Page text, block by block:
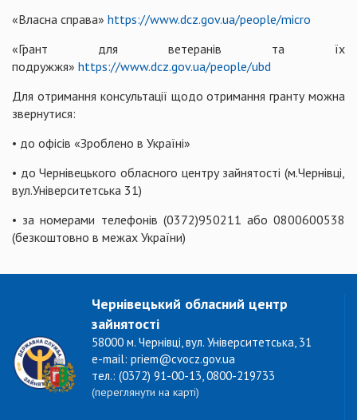
«Власна справа» https://www.dcz.gov.ua/people/micro
«Грант для ветеранів та їх
подружжя» https://www.dcz.gov.ua/people/ubd
Для отримання консультації щодо отримання гранту можна
звернутися:
• до офісів «Зроблено в Україні»
• до Чернівецького обласного центру зайнятості (м.Чернівці,
вул.Університетська 31)
• за номерами телефонів (0372)950211 або 0800600538
(безкоштовно в межах України)
Чернівецький обласний центр
зайнятості
58000 м. Чернівці, вул. Університетська, 31
e-mail: priem@cvocz.gov.ua
тел.: (0372) 91-00-13, 0800-219733
(переглянути на карті)